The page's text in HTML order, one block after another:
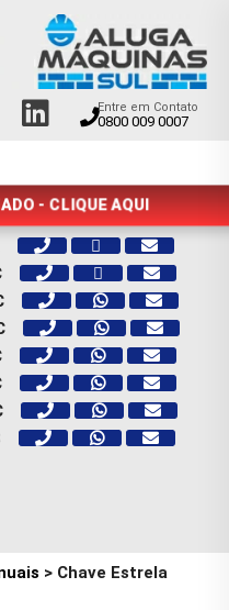
Entre em Contato
0800 009 0007
- CLIQUE AQUI
> Chave Estrela